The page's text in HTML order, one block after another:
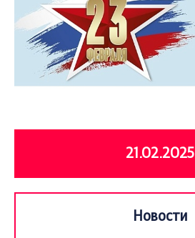
21.02.2025
Новости